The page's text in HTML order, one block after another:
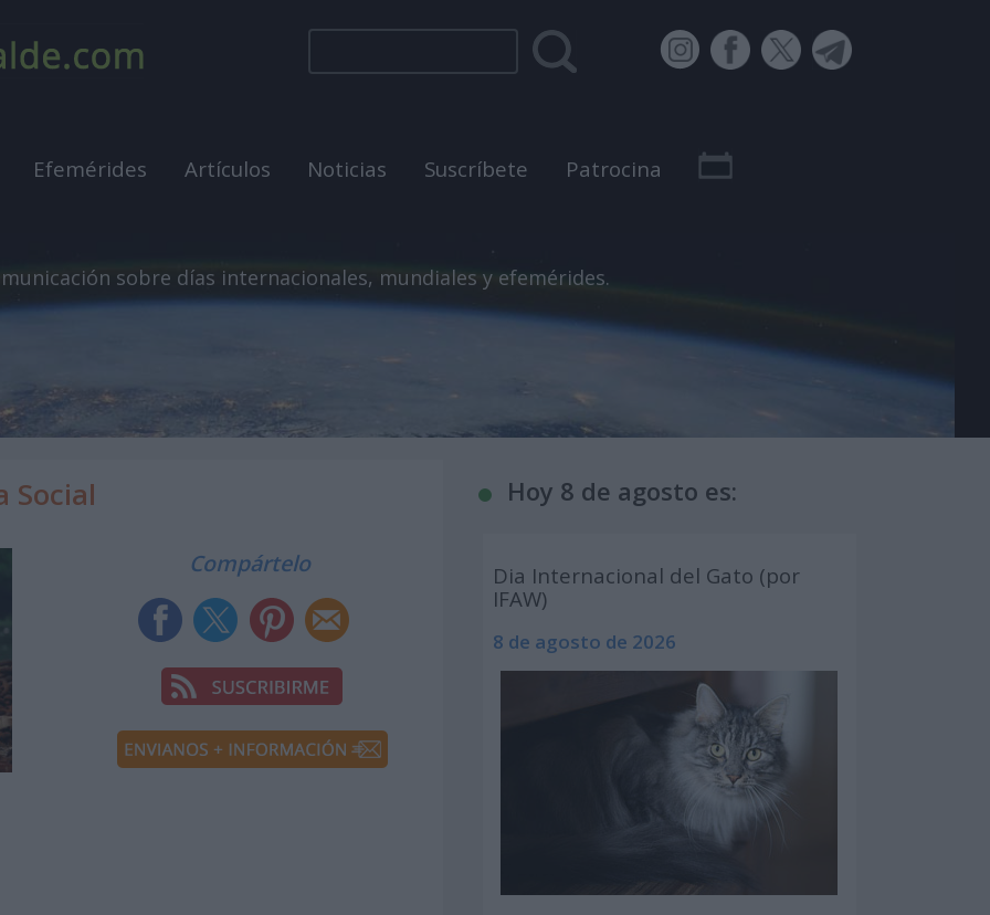
Efemérides Artículos Noticias Suscríbete Patrocina
sobre días internacionales, mundiales y efemérides.
Social
Compártelo
Hoy 8 de agosto es:
Dia Internacional del Gato (por
IFAW)
8 de agosto de 2026